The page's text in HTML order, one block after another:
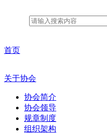
首页
关于协会
协会简介
协会领导
规章制度
组织架构